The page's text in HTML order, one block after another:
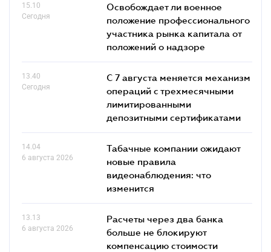
15.10
Сегодня
Освобождает ли военное
положение профессионального
участника рынка капитала от
положений о надзоре
13.40
Сегодня
С 7 августа меняется механизм
операций с трехмесячными
лимитированными
депозитными сертификатами
14.04
6 августа 2026
Табачные компании ожидают
новые правила
видеонаблюдения: что
изменится
13.13
6 августа 2026
Расчеты через два банка
больше не блокируют
компенсацию стоимости